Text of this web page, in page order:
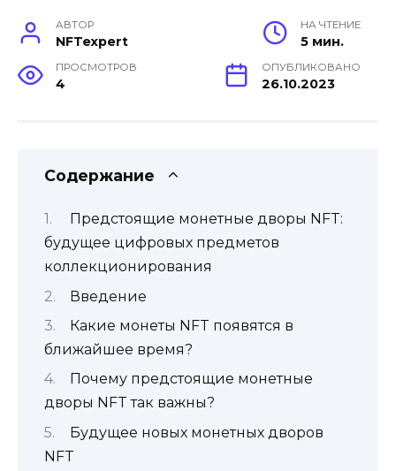
АВТОР
NFTexpert
НА ЧТЕНИЕ
5 мин.
ПРОСМОТРОВ
4
ОПУБЛИКОВАНО
26.10.2023
Содержание
Предстоящие монетные дворы NFT:
будущее цифровых предметов
коллекционирования
Введение
Какие монеты NFT появятся в
ближайшее время?
Почему предстоящие монетные
дворы NFT так важны?
Будущее новых монетных дворов
NFT